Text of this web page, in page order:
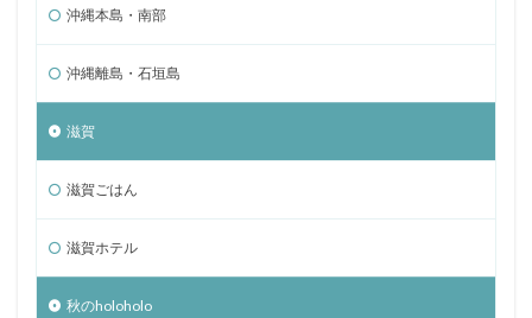
沖縄本島・南部
沖縄離島・石垣島
滋賀
滋賀ごはん
滋賀ホテル
秋のholoholo